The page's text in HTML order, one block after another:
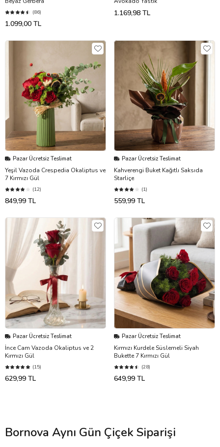
(86)
1.099,00 TL
1.169,98 TL
Pazar Ücretsiz Teslimat
Yeşil Vazoda Crespedia Okaliptus ve
7 Kırmızı Gül
(12)
849,99 TL
Pazar Ücretsiz Teslimat
Kahverengi Buket Kağıtlı Saksıda
Starliçe
(1)
559,99 TL
Pazar Ücretsiz Teslimat
İnce Cam Vazoda Okaliptus ve 2
Kırmızı Gül
(15)
629,99 TL
Pazar Ücretsiz Teslimat
Kırmızı Kurdele Süslemeli Siyah
Bukette 7 Kırmızı Gül
(28)
649,99 TL
Bornova Aynı Gün Çiçek Siparişi